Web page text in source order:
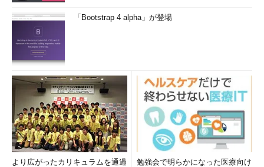
「Bootstrap 4 alpha」が登場
より広がったカリキュラムを通過
勉強会で明らかになった医療向け